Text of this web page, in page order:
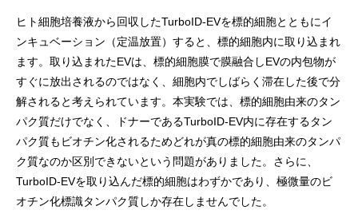
ヒト細胞培養液から回収したTurboID-EVを標的細胞とともにイ
ンキュベーション（定温放置）すると、標的細胞内に取り込まれ
ます。取り込まれたEVは、標的細胞膜で膜融合しEVの内包物が
すぐに放出されるのではなく、細胞内でしばらく滞在した後で分
解されると考えられています。本実験では、標的細胞由来のタン
パク質だけでなく、ドナーであるTurboID-EV内に存在するタン
パク質もビオチン化されるためどれが真の標的細胞由来のタンパ
ク質なのか区別できないという問題がありました。さらに、
TurboID-EVを取り込んだ標的細胞はわずかであり、極微量のビ
オチン化標識タンパク質しか存在しませんでした。